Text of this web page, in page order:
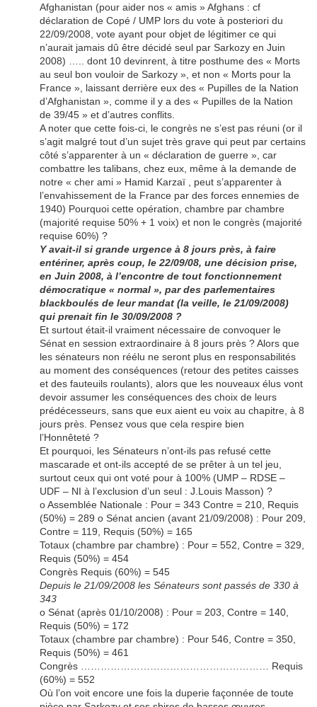
Afghanistan (pour aider nos « amis » Afghans : cf
déclaration de Copé / UMP lors du vote à posteriori du
22/09/2008, vote ayant pour objet de légitimer ce qui
n’aurait jamais dû être décidé seul par Sarkozy en Juin
2008) ….. dont 10 devinrent, à titre posthume des « Morts
au seul bon vouloir de Sarkozy », et non « Morts pour la
France », laissant derrière eux des « Pupilles de la Nation
d’Afghanistan », comme il y a des « Pupilles de la Nation
de 39/45 » et d’autres conflits.
A noter que cette fois-ci, le congrès ne s’est pas réuni (or il
s’agit malgré tout d’un sujet très grave qui peut par certains
côté s’apparenter à un « déclaration de guerre », car
combattre les talibans, chez eux, même à la demande de
notre « cher ami » Hamid Karzaï , peut s’apparenter à
l’envahissement de la France par des forces ennemies de
1940) Pourquoi cette opération, chambre par chambre
(majorité requise 50% + 1 voix) et non le congrès (majorité
requise 60%) ?
Y avait-il si grande urgence à 8 jours près, à faire
entériner, après coup, le 22/09/08, une décision prise,
en Juin 2008, à l’encontre de tout fonctionnement
démocratique « normal », par des parlementaires
blackboulés de leur mandat (la veille, le 21/09/2008)
qui prenait fin le 30/09/2008 ?
Et surtout était-il vraiment nécessaire de convoquer le
Sénat en session extraordinaire à 8 jours près ? Alors que
les sénateurs non réélu ne seront plus en responsabilités
au moment des conséquences (retour des petites caisses
et des fauteuils roulants), alors que les nouveaux élus vont
devoir assumer les conséquences des choix de leurs
prédécesseurs, sans que eux aient eu voix au chapitre, à 8
jours près. Pensez vous que cela respire bien
l’Honnêteté ?
Et pourquoi, les Sénateurs n’ont-ils pas refusé cette
mascarade et ont-ils accepté de se prêter à un tel jeu,
surtout ceux qui ont voté pour à 100% (UMP – RDSE –
UDF – NI à l’exclusion d’un seul : J.Louis Masson) ?
o Assemblée Nationale : Pour = 343 Contre = 210, Requis
(50%) = 289 o Sénat ancien (avant 21/09/2008) : Pour 209,
Contre = 119, Requis (50%) = 165
Totaux (chambre par chambre) : Pour = 552, Contre = 329,
Requis (50%) = 454
Congrès Requis (60%) = 545
Depuis le 21/09/2008 les Sénateurs sont passés de 330 à
343
o Sénat (après 01/10/2008) : Pour = 203, Contre = 140,
Requis (50%) = 172
Totaux (chambre par chambre) : Pour 546, Contre = 350,
Requis (50%) = 461
Congrès ………………………………………………… Requis
(60%) = 552
Où l’on voit encore une fois la duperie façonnée de toute